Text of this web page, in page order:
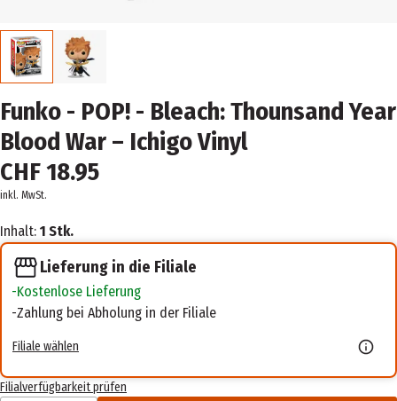
Funko - POP! - Bleach: Thounsand Year
Blood War – Ichigo Vinyl
CHF 18.95
inkl. MwSt.
Inhalt: 1 Stk.
Lieferung in die Filiale
Kostenlose Lieferung
Zahlung bei Abholung in der Filiale
Filiale wählen
Filialverfügbarkeit prüfen